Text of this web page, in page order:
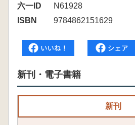
六一ID
N61928
ISBN
9784862151629
新刊・電子書籍
新刊